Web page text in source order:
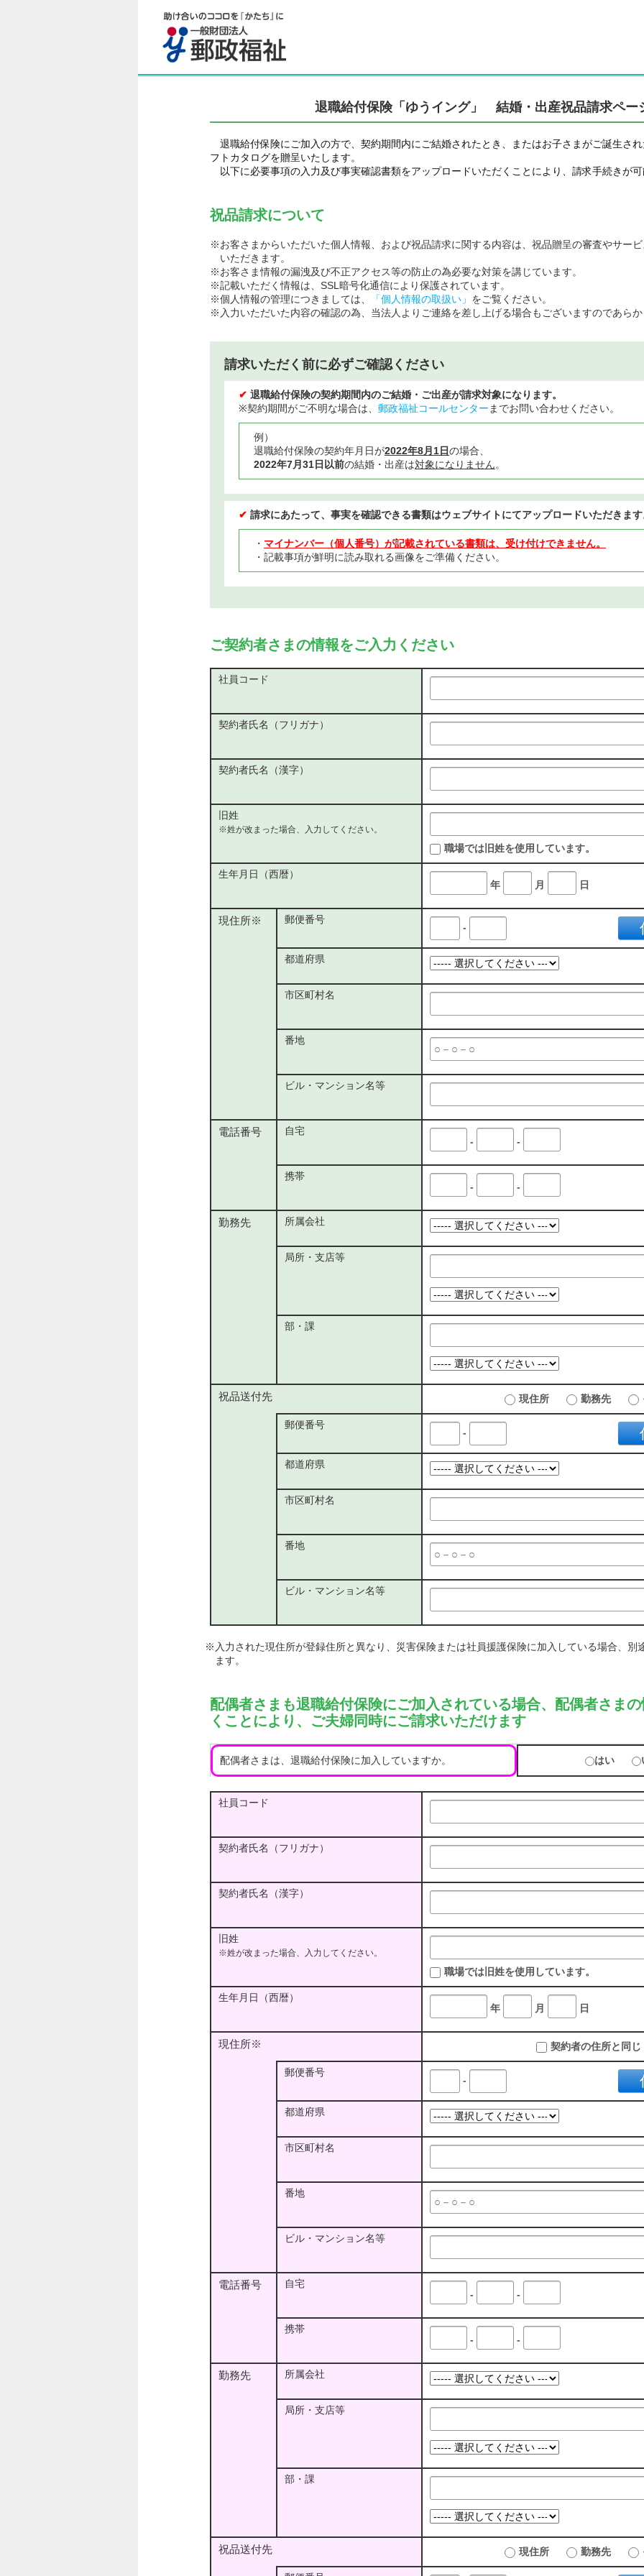
退職給付保険「ゆうイング」 結婚・出産祝品請求ペー
退職給付保険にご加入の方で、契約期間内にご結婚されたとき、またはお子さまがご誕生さ
フトカタログを贈呈いたします。
以下に必要事項の入力及び事実確認書類をアップロードいただくことにより、請求手続きが
祝品請求について
※お客さまからいただいた個人情報、および祝品請求に関する内容は、祝品贈呈の審査やサー
いただきます。
※お客さま情報の漏洩及び不正アクセス等の防止の為必要な対策を講じています。
※記載いただく情報は、SSL暗号化通信により保護されています。
※個人情報の管理につきましては、
「個人情報の取扱い」 をご覧ください。
※入力いただいた内容の確認の為、当法人よりご連絡を差し上げる場合もございますのであら
請求いただく前に必ずご確認ください
✔ 退職給付保険の契約期間内のご結婚・ご出産が請求対象になります。
※契約期間がご不明な場合は、 郵政福祉コールセンター までお問い合わせください。
例）
退職給付保険の契約年月日が2022年8月1日の場合、
2022年7月31日以前の結婚・出産は対象になりません。
✔ 請求にあたって、事実を確認できる書類はウェブサイトにてアップロードいただきま
・ マイナンバー（個人番号）が記載されている書類は、受け付けできません。
・記載事項が鮮明に読み取れる画像をご準備ください。
ご契約者さまの情報をご入力ください
社員コード
契約者氏名（フリガナ）
契約者氏名（漢字）
旧姓
※姓が改まった場合、入力してください。
職場では旧姓を使用しています。
生年月日（西暦）
年
月 日
現住所※ 郵便番号
-
都道府県
市区町村名
番地
ビル・マンション名等
電話番号
自宅
-
-
携帯
-
-
勤務先 所属会社
局所・支店等
部・課
祝品送付先 現住所 勤務先
郵便番号
-
都道府県
市区町村名
番地
ビル・マンション名等
※入力された現住所が登録住所と異なり、災害保険または社員援護保険に加入している場合、別
ます。
配偶者さまも退職給付保険にご加入されている場合、配偶者さま
くことにより、ご夫婦同時にご請求いただけます
配偶者さまは、退職給付保険に加入していますか。 はい
社員コード
契約者氏名（フリガナ）
契約者氏名（漢字）
旧姓
※姓が改まった場合、入力してください。
職場では旧姓を使用しています。
生年月日（西暦）
年
月 日
現住所※ 契約者の住所と同じ
郵便番号
-
都道府県
市区町村名
番地
ビル・マンション名等
電話番号
自宅
-
-
携帯
-
-
勤務先 所属会社
局所・支店等
部・課
祝品送付先 現住所 勤務先